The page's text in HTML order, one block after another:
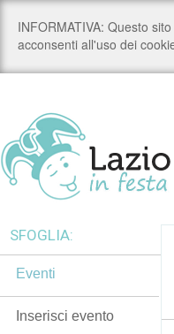
SFOGLIA:
Eventi
Inserisci evento